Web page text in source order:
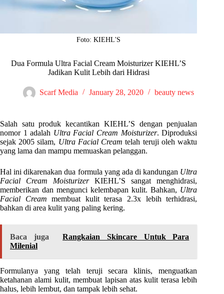
Foto: KIEHL'S
Dua Formula Ultra Facial Cream Moisturizer KIEHL’S
Jadikan Kulit Lebih dari Hidrasi
Scarf Media January 28, 2020 beauty news
Salah satu produk kecantikan KIEHL’S dengan penjualan
nomor 1 adalah Ultra Facial Cream Moisturizer. Diproduksi
sejak 2005 silam, Ultra Facial Cream telah teruji oleh waktu
yang lama dan mampu memuaskan pelanggan.
Hal ini dikarenakan dua formula yang ada di kandungan Ultra
Facial Cream MoisturizerKIEHL’S sangat menghidrasi,
memberikan dan mengunci kelembapan kulit. Bahkan, Ultra
Facial Cream membuat kulit terasa 2.3x lebih terhidrasi,
bahkan di area kulit yang paling kering.
Baca juga
Rangkaian Skincare Untuk Para
Milenial
Formulanya yang telah teruji secara klinis, menguatkan
ketahanan alami kulit, membuat lapisan atas kulit terasa lebih
halus, lebih lembut, dan tampak lebih sehat.